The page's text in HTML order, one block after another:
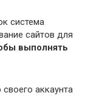
система
сайтов для
выполнять
аккаунта